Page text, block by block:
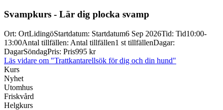
Svampkurs - Lär dig plocka svamp
Ort: OrtLidingöStartdatum: Startdatum6 Sep 2026Tid: Tid10:00-
13:00Antal tillfällen: Antal tillfällen1 st tillfällenDagar:
DagarSöndagPris: Pris995 kr
Läs vidare om "Trattkantarellsök för dig och din hund"
Kurs
Nyhet
Utomhus
Friskvård
Helgkurs